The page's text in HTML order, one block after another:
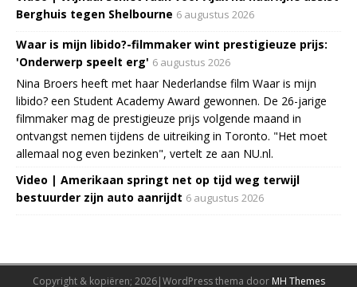
Berghuis tegen Shelbourne 6 augustus 2026
Waar is mijn libido?-filmmaker wint prestigieuze prijs:
'Onderwerp speelt erg' 6 augustus 2026
Nina Broers heeft met haar Nederlandse film Waar is mijn
libido? een Student Academy Award gewonnen. De 26-jarige
filmmaker mag de prestigieuze prijs volgende maand in
ontvangst nemen tijdens de uitreiking in Toronto. "Het moet
allemaal nog even bezinken", vertelt ze aan NU.nl.
Video | Amerikaan springt net op tijd weg terwijl
bestuurder zijn auto aanrijdt 6 augustus 2026
Copyright & kopiëren; 2026|WordPress thema door MH Themes